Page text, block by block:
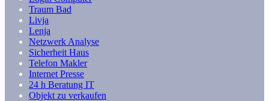
Traum Bad
Livja
Lenja
Netzwerk Analyse
Sicherheit Haus
Telefon Makler
Internet Presse
24 h Beratung IT
Objekt zu verkaufen